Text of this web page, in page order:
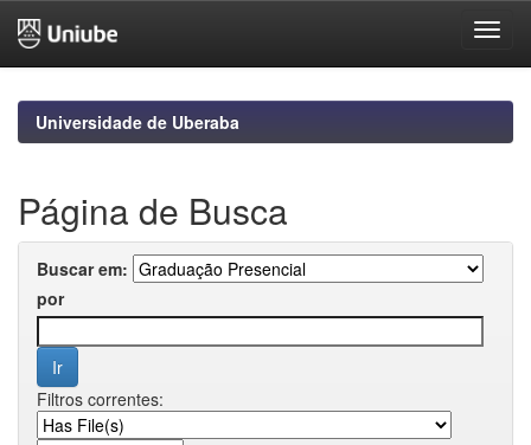
navigationUniversidade de Uberaba
Página de Busca
Buscar em:
por
Filtros correntes: